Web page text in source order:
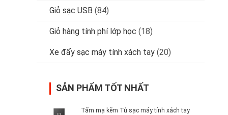
Giỏ sạc USB (84)
Giỏ hàng tính phí lớp học (18)
Xe đẩy sạc máy tính xách tay (20)
SẢN PHẨM TỐT NHẤT
Tấm mạ kẽm Tủ sạc máy tính xách tay